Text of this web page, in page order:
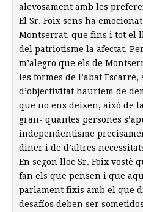
alevosament amb les
El Sr. Foix sens ha
Montserrat, que fins i tot el
del patriotisme la afectat.
m’alegro que els de
les formes de l’abat
d’objectivitat hauríem de
que no ens deixen, això de
gran- quantes persones
independentisme
diner i de d’altres
En segon lloc Sr. Foix vostè
fan els que pensen i que
parlament fixis amb el que
desafíos deben ser